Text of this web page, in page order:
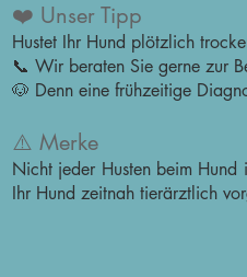
❤️ Unser Tipp
Hustet Ihr Hund plötzlich
📞 Wir beraten Sie gerne zur
🐶 Denn eine frühzeitige
⚠️ Merke
Nicht jeder Husten beim Hund
Ihr Hund zeitnah tierärztlich